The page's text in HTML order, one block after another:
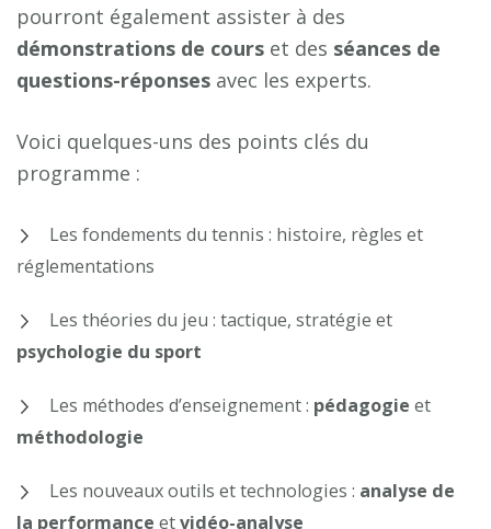
pourront également assister à des
démonstrations de cours et des séances de
questions-réponses avec les experts.
Voici quelques-uns des points clés du
programme :
Les fondements du tennis : histoire, règles et
réglementations
Les théories du jeu : tactique, stratégie et
psychologie du sport
Les méthodes d’enseignement : pédagogie et
méthodologie
Les nouveaux outils et technologies : analyse de
la performance etvidéo-analyse